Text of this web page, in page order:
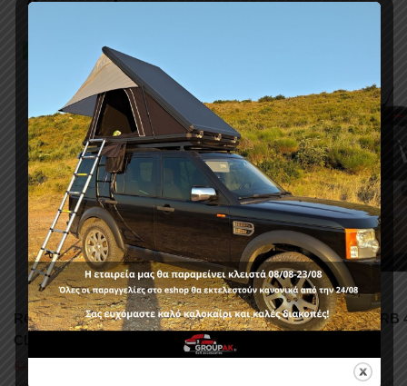
ROLL-BAR RB 423BL MERCEDES X-
CLASS 2017+
531,96
χωρίς ΦΠΑ :
ROLL-BAR RB
χωρίς ΦΠΑ :585,00 €